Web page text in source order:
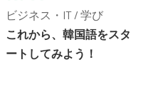
ビジネス・IT / 学び
これから、韓国語をスタ
ートしてみよう！